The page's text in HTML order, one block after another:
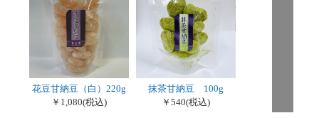
花豆甘納豆（白）220g
￥1,080(税込)
抹茶甘納豆 100g
￥540(税込)